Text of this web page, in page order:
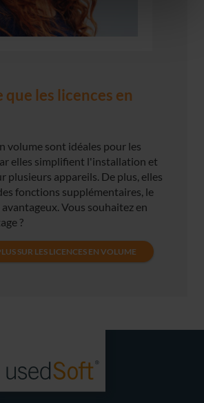
que les licences en
volume sont idéales pour les
elles simplifient l'installation et
plusieurs appareils. De plus, elles
fonctions supplémentaires, le
Vous souhaitez en
?
SUR LES LICENCES EN VOLUME